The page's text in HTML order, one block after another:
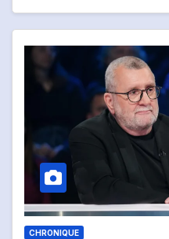
CHRONIQUE